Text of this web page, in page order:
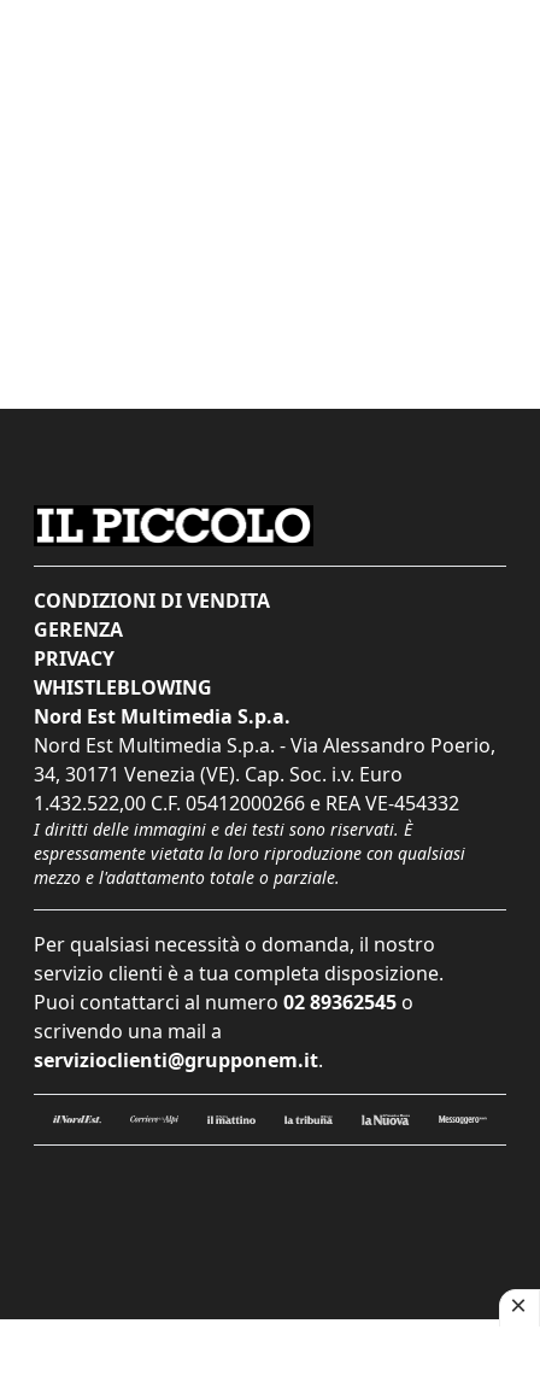
CONDIZIONI DI VENDITA
GERENZA
PRIVACY
WHISTLEBLOWING
Nord Est Multimedia S.p.a.
Nord Est Multimedia S.p.a. - Via Alessandro Poerio,
34, 30171 Venezia (VE). Cap. Soc. i.v. Euro
1.432.522,00 C.F. 05412000266 e REA VE-454332
I diritti delle immagini e dei testi sono riservati. È
espressamente vietata la loro riproduzione con qualsiasi
mezzo e l'adattamento totale o parziale.
Per qualsiasi necessità o domanda, il nostro
servizio clienti è a tua completa disposizione.
Puoi contattarci al numero 02 89362545 o
scrivendo una mail a
servizioclienti@grupponem.it.